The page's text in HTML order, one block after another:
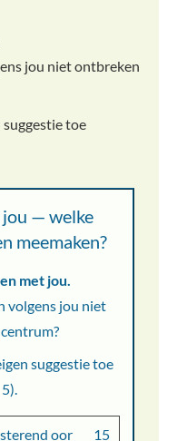
jou niet ontbreken
suggestie toe
— welke
meemaken?
met jou.
volgens jou niet
suggestie toe
oor 15